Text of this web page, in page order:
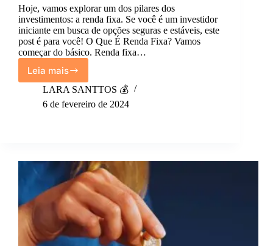
Hoje, vamos explorar um dos pilares dos
investimentos: a renda fixa. Se você é um investidor
iniciante em busca de opções seguras e estáveis, este
post é para você! O Que É Renda Fixa? Vamos
começar do básico. Renda fixa…
Leia mais
Guia
para
Iniciantes:
Investindo
LARA SANTTOS 💰
6 de fevereiro de 2024